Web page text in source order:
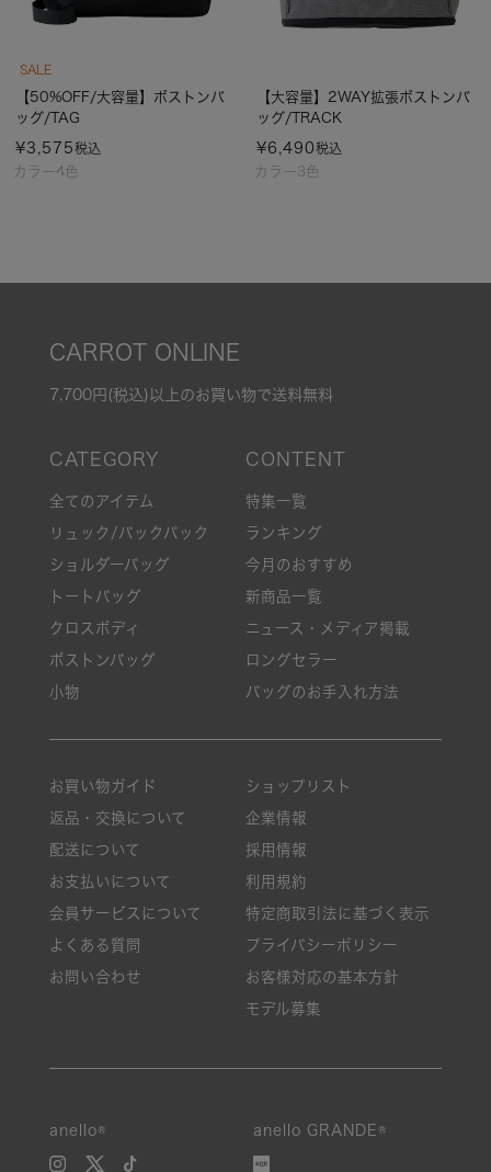
SALE
カラー4色
【50%OFF/大容量】ボストンバ
ッグ/TAG
¥3,575税込
カラー3色
【大容量】2WAY拡張ボストンバ
ッグ/TRACK
¥6,490税込
新着
CARROT ONLINE
7,700円(税込)以上のお買い物で送料無料
全てのアイテム
リュック/バックパック
ショルダーバッグ
トートバッグ
クロスボディ
ボストンバッグ
小物
特集一覧
ランキング
今月のおすすめ
新商品一覧
ニュース・メディア掲載
ロングセラー
バッグのお手入れ方法
お買い物ガイド
返品・交換について
配送について
お支払いについて
会員サービスについて
よくある質問
お問い合わせ
ショップリスト
企業情報
採用情報
利用規約
特定商取引法に基づく表示
プライバシーポリシー
お客様対応の基本方針
モデル募集
anello® anello GRANDE®